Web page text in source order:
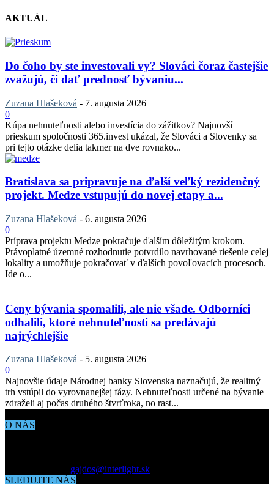
AKTUÁL
Do čoho by ste investovali vy? Slováci čoraz častejšie
zvažujú, či dať prednosť bývaniu...
Zuzana Hlašeková - 7. augusta 2026
0
Kúpa nehnuteľnosti alebo investícia do zážitkov? Najnovší
prieskum spoločnosti 365.invest ukázal, že Slováci a Slovenky sa
pri tejto otázke delia takmer na dve rovnako...
Bratislava sa pripravuje na ďalší veľký rezidenčný
projekt. Medze vstupujú do novej etapy a...
Zuzana Hlašeková - 6. augusta 2026
0
Príprava projektu Medze pokračuje ďalším dôležitým krokom.
Právoplatné územné rozhodnutie potvrdilo navrhované riešenie celej
lokality a umožňuje pokračovať v ďalších povoľovacích procesoch.
Ide o...
Ceny bývania spomalili, ale nie všade. Odborníci
odhalili, ktoré nehnuteľnosti sa predávajú
najrýchlejšie
Zuzana Hlašeková - 5. augusta 2026
0
Najnovšie údaje Národnej banky Slovenska naznačujú, že realitný
trh vstúpil do vyrovnanejšej fázy. Nehnuteľnosti určené na bývanie
zdraželi aj počas druhého štvrťroka, no rast...
O NÁS
gajdos@interlight.sk
SLEDUJTE NÁS